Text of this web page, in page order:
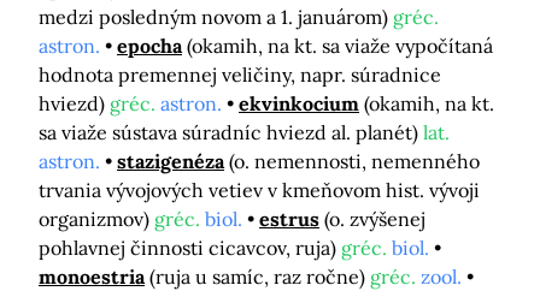
medzi posledným novom a 1. januárom) gréc.
astron.
epocha (okamih, na kt. sa viaže vypočítaná
hodnota premennej veličiny, napr. súradnice
hviezd) gréc. astron. ekvinkocium (okamih, na kt.
sa viaže sústava súradníc hviezd al. planét) lat.
astron.
stazigenéza (o. nemennosti, nemenného
trvania vývojových vetiev v kmeňovom hist. vývoji
organizmov) gréc. biol. estrus (o. zvýšenej
pohlavnej činnosti cicavcov, ruja) gréc. biol.
monoestria (ruja u samíc, raz ročne) gréc. zool.